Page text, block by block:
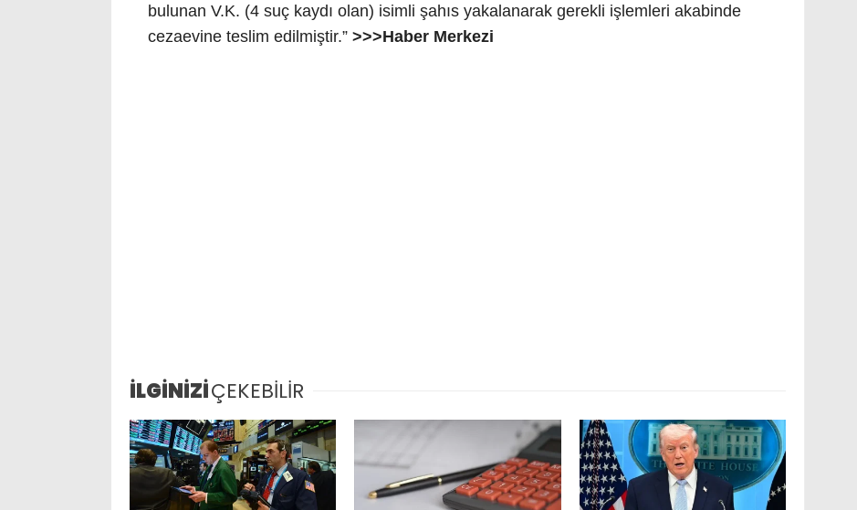
bulunan V.K. (4 suç kaydı olan) isimli şahıs yakalanarak gerekli işlemleri akabinde
cezaevine teslim edilmiştir.” >>>Haber Merkezi
İLGİNİZİÇEKEBİLİR